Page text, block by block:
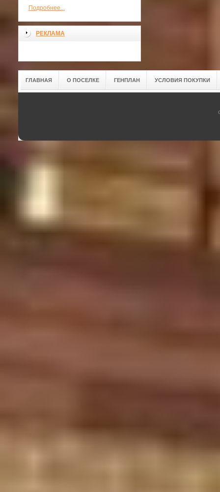
Подробнее...
РЕКЛАМА
ГЛАВНАЯ О ПОСЕЛКЕ ГЕНПЛАН УСЛОВИЯ ПОКУПКИ